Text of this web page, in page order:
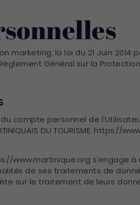
la loi du 21 Juin 2014
Général sur la Protection
compte personnel de
DU TOURISME. https://
www.martinique.org s’engage
de ses traitements de
sur le traitement de leurs